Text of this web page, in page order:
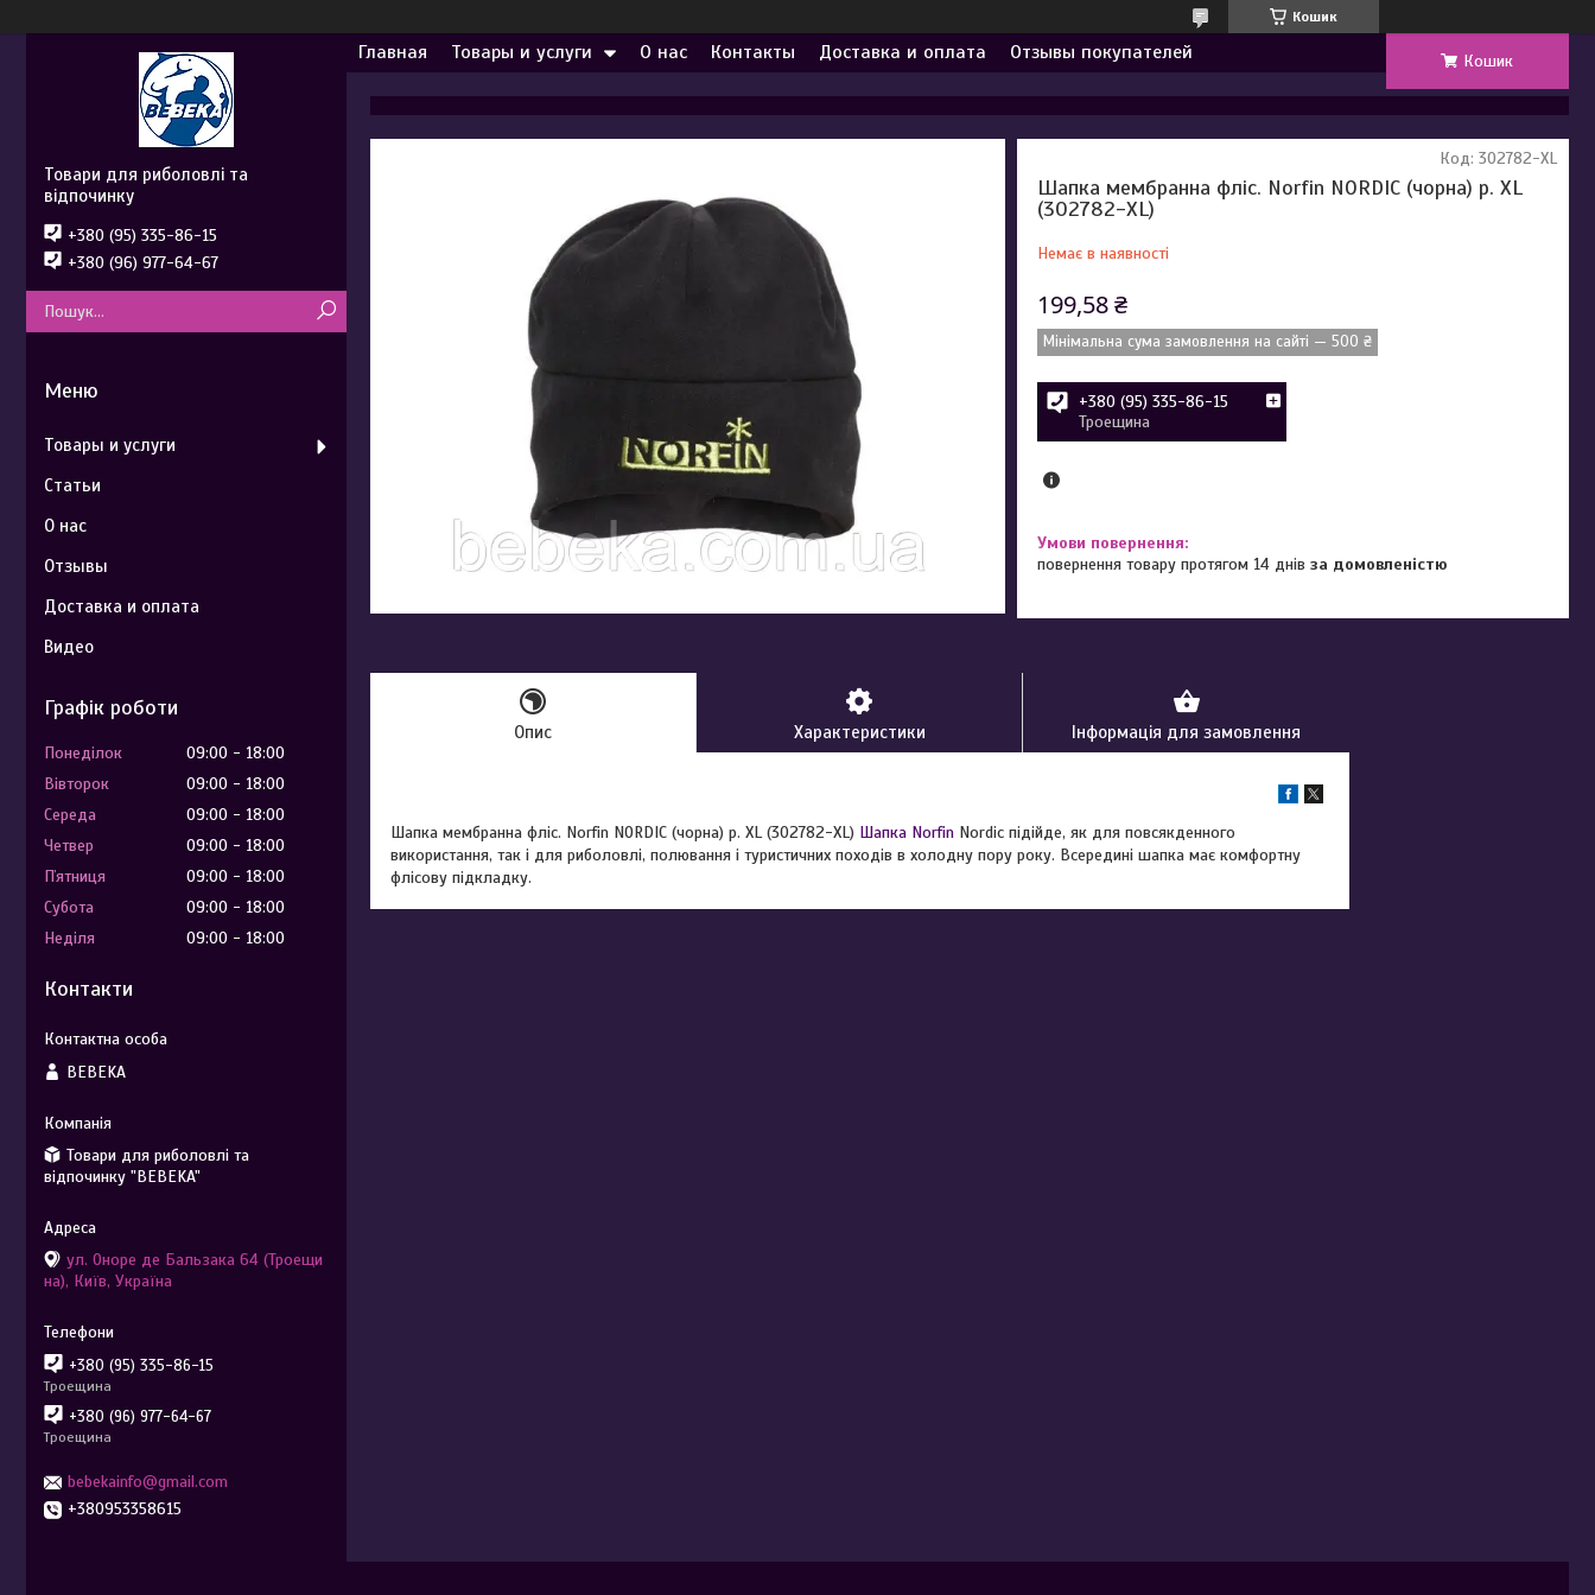
Кошик
Главная Товары и услуги О нас Контакты Доставка и оплата Отзывы покупателей Кошик
Шапка мембранна фліс. Norfin NORDIC (чорна) р. XL
(302782-XL)
Немає в наявності
Код: 302782-XL
199,58 ₴
Мінімальна сума замовлення на сайті — 500 ₴
+380 (95) 335-86-15
Троещина
повернення товару протягом 14 днівза домовленістю
Опис Характеристики Інформація для замовлення
Шапка мембранна фліс. Norfin NORDIC (чорна) р. XL (302782-XL) Шапка Norfin Nordic підійде, як для повсякденного
використання, так і для риболовлі, полювання і туристичних походів в холодну пору року. Всередині шапка має комфортну
флісову підкладку.
Товари для риболовлі та
відпочинку
+380 (95) 335-86-15
+380 (96) 977-64-67
Товары и услуги
Статьи
О нас
Отзывы
Доставка и оплата
Видео
Графік роботи
Понеділок 09:00
18:00
Вівторок
09:00
18:00
Середа
09:00
18:00
Четвер
09:00
18:00
Пʼятниця
09:00
18:00
Субота
09:00
18:00
Неділя
09:00 18:00
Контакти
BEBEKA
Товари для риболовлі та
відпочинку "BEBEKA"
ул. Оноре де Бальзака 64 (Троещи
на), Київ, Україна
+380 (95) 335-86-15
Троещина
+380 (96) 977-64-67
Троещина
bebekainfo@gmail.com
+380953358615